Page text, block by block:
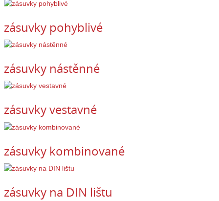
zásuvky pohyblivé
zásuvky nástěnné
zásuvky vestavné
zásuvky kombinované
zásuvky na DIN lištu